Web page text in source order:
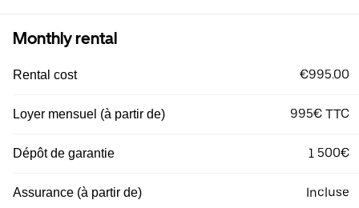
Monthly rental
Rental cost €995.00
Loyer mensuel (à partir de) 995€ TTC
Dépôt de garantie 1 500€
Assurance (à partir de) Incluse